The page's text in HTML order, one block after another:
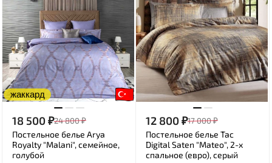
жаккард
18 500₽24 800₽
Постельное белье Arya
Royalty "Malani", семейное,
голубой
12 800₽17 000₽
Постельное белье Tac
Digital Saten "Mateo", 2-х
спальное (евро), серый